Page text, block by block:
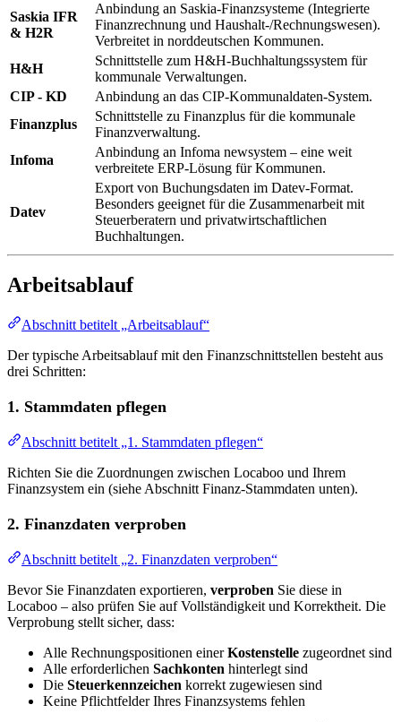
Saskia IFR
& H2R
Anbindung an Saskia-Finanzsysteme (Integrierte
Finanzrechnung und Haushalt-/Rechnungswesen).
Verbreitet in norddeutschen Kommunen.
H&H
Schnittstelle zum H&H-Buchhaltungssystem für
kommunale Verwaltungen.
CIP - KD
Anbindung an das CIP-Kommunaldaten-System.
Finanzplus
Schnittstelle zu Finanzplus für die kommunale
Finanzverwaltung.
Infoma
Anbindung an Infoma newsystem – eine weit
verbreitete ERP-Lösung für Kommunen.
Datev
Export von Buchungsdaten im Datev-Format.
Besonders geeignet für die Zusammenarbeit mit
Steuerberatern und privatwirtschaftlichen
Buchhaltungen.
Arbeitsablauf
Abschnitt betitelt „Arbeitsablauf“
Der typische Arbeitsablauf mit den Finanzschnittstellen besteht aus
drei Schritten:
1. Stammdaten pflegen
Abschnitt betitelt „1. Stammdaten pflegen“
Richten Sie die Zuordnungen zwischen Locaboo und Ihrem
Finanzsystem ein (siehe Abschnitt Finanz-Stammdaten unten).
2. Finanzdaten verproben
Abschnitt betitelt „2. Finanzdaten verproben“
Bevor Sie Finanzdaten exportieren, verproben Sie diese in
Locaboo – also prüfen Sie auf Vollständigkeit und Korrektheit. Die
Verprobung stellt sicher, dass:
Alle Rechnungspositionen einerKostenstelle zugeordnet sind
Alle erforderlichen Sachkonten hinterlegt sind
Die Steuerkennzeichen korrekt zugewiesen sind
Keine Pflichtfelder Ihres Finanzsystems fehlen